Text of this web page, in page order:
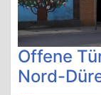
Offene
Nord-